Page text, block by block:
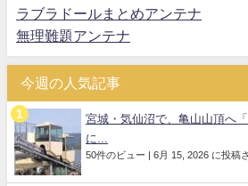
ラブラドールまとめアンテナ
無理難題アンテナ
今週の人気記事
宮城・気仙沼で、亀山山頂へ
に...
50件のビュー 6月 15, 2026 に投稿